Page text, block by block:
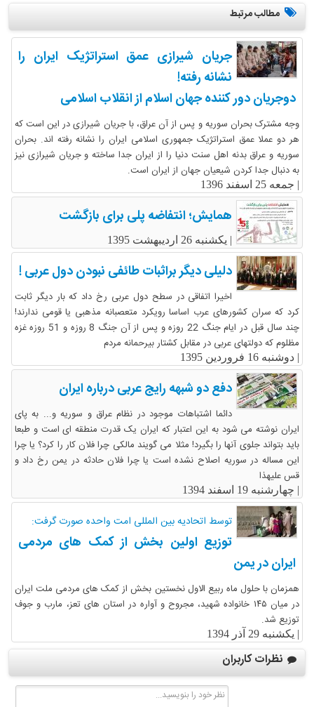
مطالب مرتبط
جریان شیرازی عمق استراتژیک ایران را
نشانه رفته!
دوجریان دور کننده جهان اسلام از انقلاب اسلامی
وجه مشترک بحران سوریه و پس از آن عراق، با جریان شیرازی در این است که
هر دو عملا عمق استراتژیک جمهوری اسلامی ایران را نشانه رفته اند. بحران
سوریه و عراق بدنه اهل سنت دنیا را از ایران جدا ساخته و جریان شیرازی نیز
به دنبال جدا کردن شیعیان جهان از ایران است.
| جمعه 25 اسفند 1396
همایش؛ انتفاضه پلی برای بازگشت
| یکشنبه 26 اردیبهشت 1395
دلیلی دیگر براثبات طائفی نبودن دول عربی !
اخیرا اتفاقی در سطح دول عربی رخ داد که بار دیگر ثابت
کرد که سران کشورهای عرب اساسا رویکرد متعصبانه مذهبی یا قومی ندارند!
چند سال قبل در ایام جنگ 22 روزه و پس از آن جنگ 8 روزه و 51 روزه غزه
مظلوم که دولتهای عربی در مقابل کشتار بیرحمانه مردم
| دوشنبه 16 فروردین 1395
دفع دو شبهه رایج عربی درباره ایران
دائما اشتباهات موجود در نظام عراق و سوریه و... به پای
ایران نوشته می شود به این اعتبار که ایران یک قدرت منطقه ای است و طبعا
باید بتواند جلوی آنها را بگیرد! مثلا می گویند مالکی چرا فلان کار را کرد؟ یا چرا
این مساله در سوریه اصلاح نشده است یا چرا فلان حادثه در یمن رخ داد و
قس علیهذا
| چهارشنبه 19 اسفند 1394
توسط اتحادیه بین المللی امت واحده صورت گرفت:
توزیع اولین بخش از کمک های مردمی
ایران در یمن
همزمان با حلول ماه ربیع الاول نخستین بخش از کمک های مردمی ملت ایران
در میان ۱۴۵ خانواده شهید، مجروح و آواره در استان های تعز، مارب و جوف
توزیع شد.
| یکشنبه 29 آذر 1394
نظرات کاربران